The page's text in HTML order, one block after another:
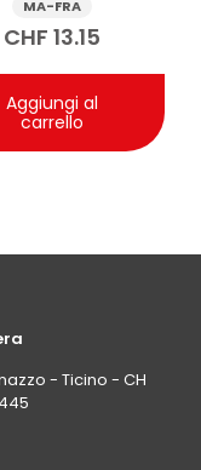
di prodotto,
MA-FRA
CHF 13.15
Aggiungi al
carrello
- Ticino - CH